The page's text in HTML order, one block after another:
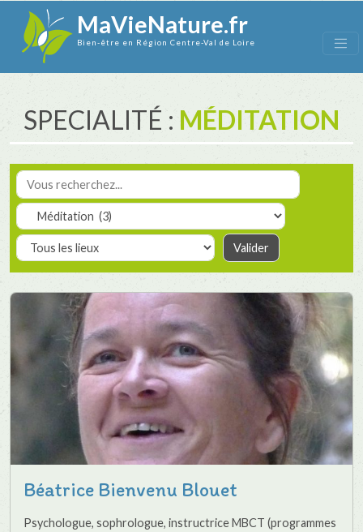
MaVieNature.fr
Bien-être en Région Centre-Val de Loire
SPECIALITÉ : MÉDITATION
Béatrice Bienvenu Blouet
Psychologue, sophrologue, instructrice MBCT (programmes